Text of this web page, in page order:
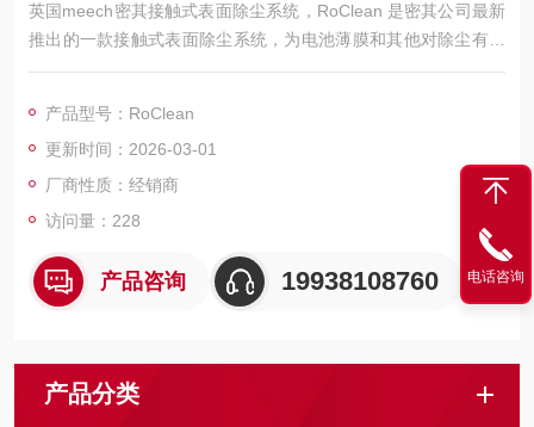
英国meech密其接触式表面除尘系统，RoClean 是密其公司最新
推出的一款接触式表面除尘系统，为电池薄膜和其他对除尘有着
高水准要求的行业提供卓-越的表面除尘效果。
产品型号：RoClean
更新时间：2026-03-01
厂商性质：经销商
访问量：228
产品咨询 19938108760
产品分类
电话咨询